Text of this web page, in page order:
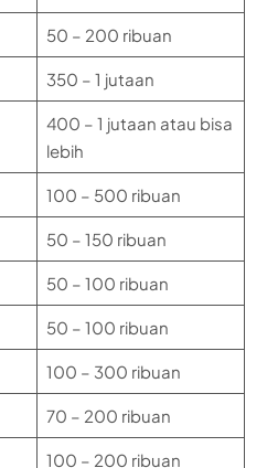
50 – 200 ribuan
350 – 1 jutaan
400 – 1 jutaan atau bisa
lebih
100 – 500 ribuan
50 – 150 ribuan
50 – 100 ribuan
50 – 100 ribuan
100 – 300 ribuan
70 – 200 ribuan
100 – 200 ribuan